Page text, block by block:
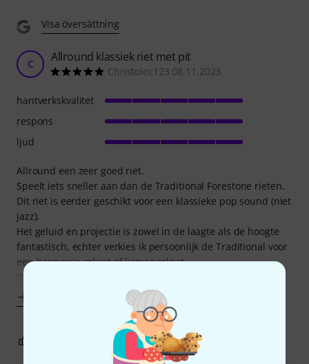
Visa översättning
C Allround klassiek riet met pit
Christolec123 08.11.2023
Allround een zeer goed riet.
Speelt iets sneller aan dan de Traditional Forestone rieten.
Dit riet is eerder geschikt voor een klassieke pop sound (niet
jazz).
Het geluid en projectie is zowel in de laagte als de hoogte
fantastisch, echter verkies ik persoonlijk de Traditional voor
een harmonie orkest of kamer orkest.
hantverkskvalitet
respons
ljud
ANMÄL RECENSION